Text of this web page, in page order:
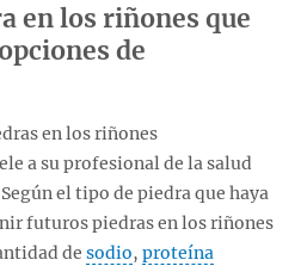
en los riñones que
de
en los riñones
a su profesional de la salud
el tipo de piedra que haya
futuros piedras en los riñones
de sodio, proteína